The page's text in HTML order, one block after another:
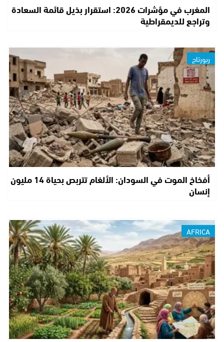
المغرب في مؤشرات 2026: استقرار بذيل قائمة السعادة
وتراجع للديمقراطية
ربورتاج
أفخاخ الموت في السودان: الألغام تتربص بحياة 14 مليون
إنسان
AFRICA